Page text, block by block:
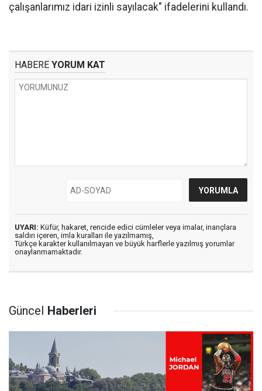
çalışanlarımız idari izinli sayılacak" ifadelerini kullandı.
HABERE YORUM KAT
UYARI: Küfür, hakaret, rencide edici cümleler veya imalar, inançlara
saldırı içeren, imla kuralları ile yazılmamış,
Türkçe karakter kullanılmayan ve büyük harflerle yazılmış yorumlar
onaylanmamaktadır.
Güncel Haberleri